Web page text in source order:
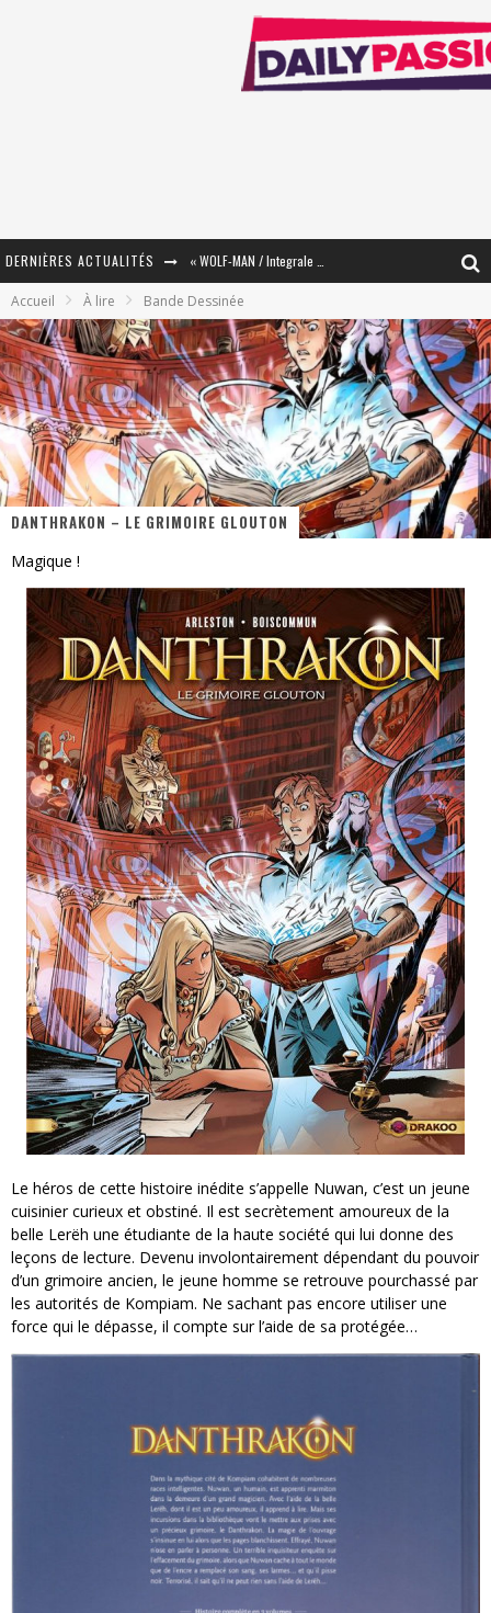
DERNIÈRES ACTUALITÉS
« WOLF-MAN / Integrale Tomes 1 et 2 » - Cruelle Vengeance !
« The Broken Ring / This Mariage Will Fail Anyway » (Tome 2) – Préparer sa vengeance…
« Mon Village Révolté » - Combattre un Projet !
« Le Béton et le Bambou / Propositions pour Mayotte et le Monde. » - Améliorations !
Star Fox
PsyRiver 2026 : la magie revient sur les rives de l’Aar
« MOFUSAND / Parler Japonais » – Des Expressions Pratiques !
Assassin's Creed Black Flag Resynced
« Le Vent dand les Saules » - Une Belle Histoire !
« Damn Them All » - Un duo de Choc !
Yoshi and the mysterious book
Accueil À lire Bande Dessinée
DANTHRAKON – LE GRIMOIRE GLOUTON
Magique !
Le héros de cette histoire inédite s’appelle Nuwan, c’est un jeune
cuisinier curieux et obstiné. Il est secrètement amoureux de la
belle Lerëh une étudiante de la haute société qui lui donne des
leçons de lecture. Devenu involontairement dépendant du pouvoir
d’un grimoire ancien, le jeune homme se retrouve pourchassé par
les autorités de Kompiam. Ne sachant pas encore utiliser une
force qui le dépasse, il compte sur l’aide de sa protégée…